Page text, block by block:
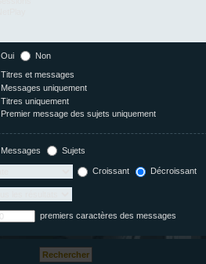
Oui Non
Titres et messages
Messages uniquement
Titres uniquement
Premier message des sujets uniquement
Messages Sujets
Croissant Décroissant
premiers caractères des messages